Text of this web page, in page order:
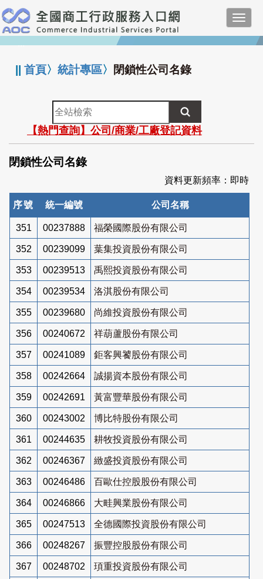
跳
到
主
要
:::
||首頁〉統計專區〉 閉鎖性公司名錄
全
站
檢
索
【熱門查詢】公司/商業/工廠登記資料
閉鎖性公司名錄
資料更新頻率：即時
序號 統一編號 公司名稱
351 00237888 福榮國際股份有限公司
352 00239099 葉集投資股份有限公司
353 00239513 禹熙投資股份有限公司
354 00239534 洛淇股份有限公司
355 00239680 尚維投資股份有限公司
356 00240672 祥葫蘆股份有限公司
357 00241089 鉅客興饕股份有限公司
358 00242664 誠揚資本股份有限公司
359 00242691 黃富豐華股份有限公司
360 00243002 博比特股份有限公司
361 00244635 耕牧投資股份有限公司
362 00246367 緻盛投資股份有限公司
363 00246486 百歐仕控股股份有限公司
364 00246866 大畦興業股份有限公司
365 00247513 全德國際投資股份有限公司
366 00248267 振豐控股股份有限公司
367 00248702 頊重投資股份有限公司